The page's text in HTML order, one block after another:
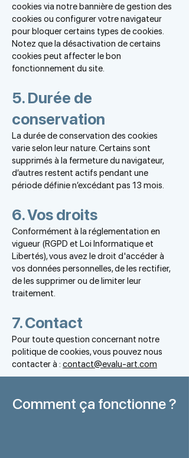
cookies via notre bannière de gestion des
cookies ou configurer votre navigateur
pour bloquer certains types de cookies.
Notez que la désactivation de certains
cookies peut affecter le bon
fonctionnement du site.
5. Durée de
conservation
La durée de conservation des cookies
varie selon leur nature. Certains sont
supprimés à la fermeture du navigateur,
d’autres restent actifs pendant une
période définie n’excédant pas 13 mois.
6. Vos droits
Conformément à la réglementation en
vigueur (RGPD et Loi Informatique et
Libertés), vous avez le droit d'accéder à
vos données personnelles, de les rectifier,
de les supprimer ou de limiter leur
traitement.
7. Contact
Pour toute question concernant notre
politique de cookies, vous pouvez nous
contacter à : contact@evalu-art.com
Comment ça fonctionne ?